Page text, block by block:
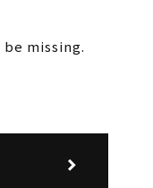
missing.